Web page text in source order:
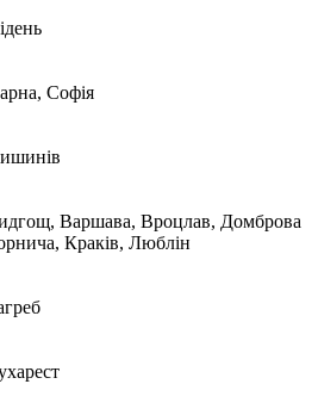
Софія
Варшава, Вроцлав, Домброва
Краків, Люблін